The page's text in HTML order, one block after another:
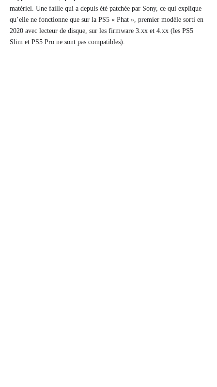
matériel. Une faille qui a depuis été patchée par Sony, ce qui explique
qu’elle ne fonctionne que sur la PS5 « Phat », premier modèle sorti en
2020 avec lecteur de disque, sur les firmware 3.xx et 4.xx (les PS5
Slim et PS5 Pro ne sont pas compatibles).